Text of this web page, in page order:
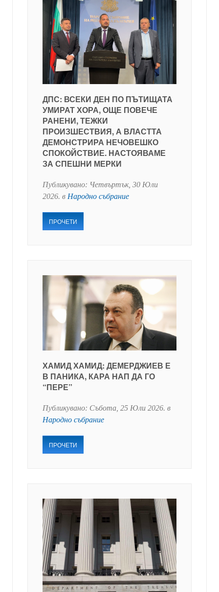
ДПС: ВСЕКИ ДЕН ПО ПЪТИЩАТА
УМИРАТ ХОРА, ОЩЕ ПОВЕЧЕ
РАНЕНИ, ТЕЖКИ
ПРОИЗШЕСТВИЯ, А ВЛАСТТА
ДЕМОНСТРИРА НЕЧОВЕШКО
СПОКОЙСТВИЕ. НАСТОЯВАМЕ
ЗА СПЕШНИ МЕРКИ
Публикувано: Четвъртък, 30 Юли
2026. в Народно събрание
ПРОЧЕТИ
ХАМИД ХАМИД: ДЕМЕРДЖИЕВ Е
В ПАНИКА, КАРА НАП ДА ГО
“ПЕРЕ”
Публикувано: Събота, 25 Юли 2026. в
Народно събрание
ПРОЧЕТИ